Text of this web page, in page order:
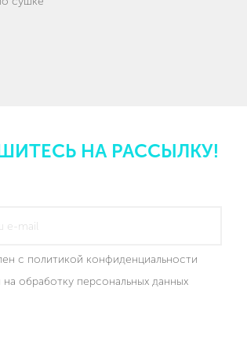
НА РАССЫЛКУ!
с политикой конфиденциальности
на обработку персональных данных